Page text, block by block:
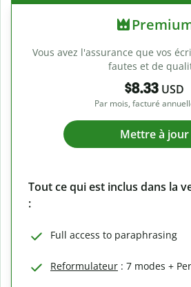
Vous avez l'assurance que vos
fautes et de
$8.33 USD
Par mois, facturé
Mettre à jour
Tout ce qui est inclus dans la
:
Full access to paraphrasing
Reformulateur : 7 modes +